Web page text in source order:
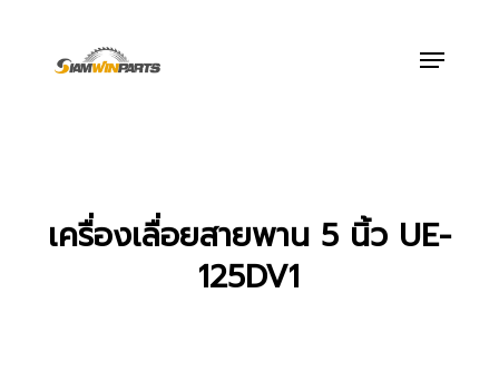
Menu
เครื่องเลื่อยสายพาน 5 นิ้ว UE-
125DV1